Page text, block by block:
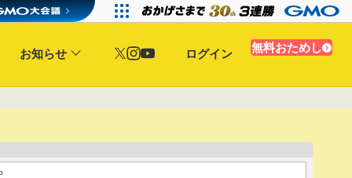
お知らせ ログイン 無料おためし